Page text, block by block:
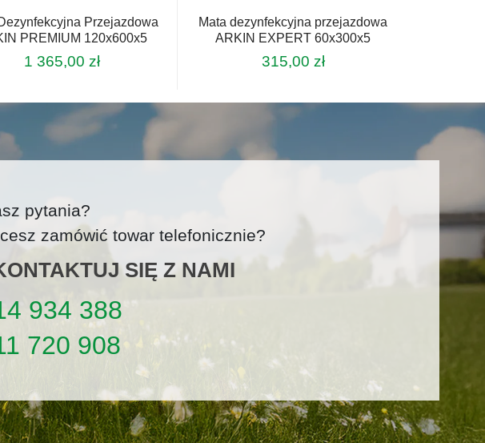
Przejazdowa
PREMIUM 120x600x5
1 365,00zł
Mata dezynfekcyjna przejazdowa
ARKIN EXPERT 60x300x5
315,00 zł
pytania?
zamówić towar telefonicznie?
SIĘ Z NAMI
934 388
720 908